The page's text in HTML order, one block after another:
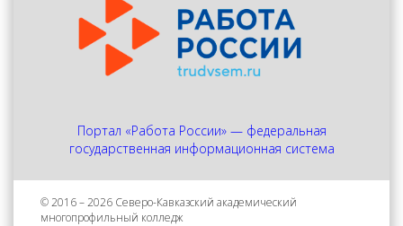
Портал «Работа России» — федеральная
государственная информационная система
© 2016 – 2026 Северо-Кавказский академический
многопрофильный колледж